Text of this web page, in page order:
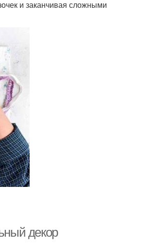
и заканчивая сложными
декор